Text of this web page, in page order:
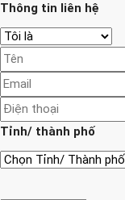
Thông tin liên hệ
Tỉnh/ thành phố